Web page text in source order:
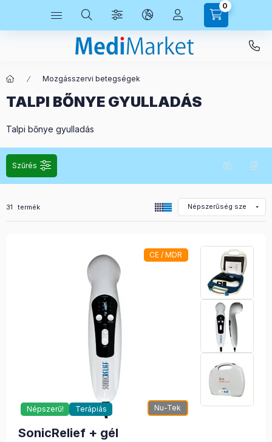
0
Mozgásszervi betegségek
TALPI BŐNYE GYULLADÁS
Talpi bőnye gyulladás
Szűrés
Összes termék a kategóriában
31 termék
CE / MDR
Népszerű! Terápiás Nu-Tek
SonicRelief + gél